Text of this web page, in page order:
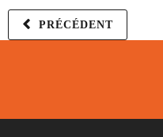
PRÉCÉDENT